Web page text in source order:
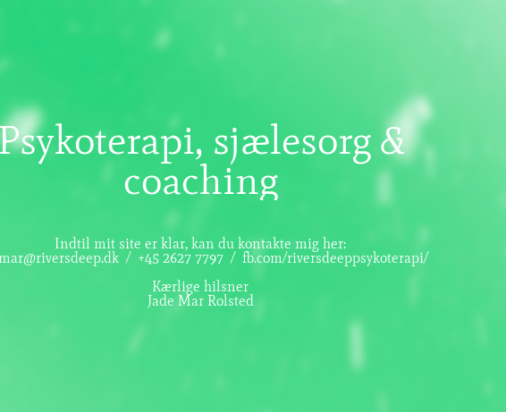
sjælesorg &
coaching
Indtil mit site er klar, kan du kontakte mig her:
/ +45 2627 7797 / fb.com/riversdeeppsykoterapi/
Kærlige hilsner
Jade Mar Rolsted